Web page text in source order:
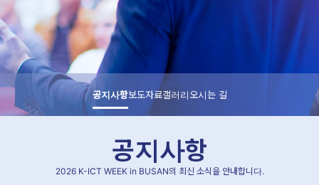
공지사항보도자료갤러리오시는 길
공지사항
2026 K-ICT WEEK in BUSAN의 최신 소식을 안내합니다.